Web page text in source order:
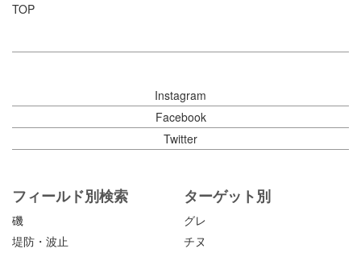
TOP
Instagram
Facebook
Twitter
フィールド別検索
磯
堤防・波止
ターゲット別
グレ
チヌ